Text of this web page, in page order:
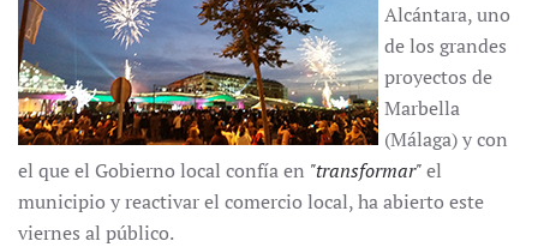
Alcántara, uno
de los grandes
proyectos de
Marbella
(Málaga) y con
el que el Gobierno local confía en "transformar"el
municipio y reactivar el comercio local, ha abierto este
viernes al público.